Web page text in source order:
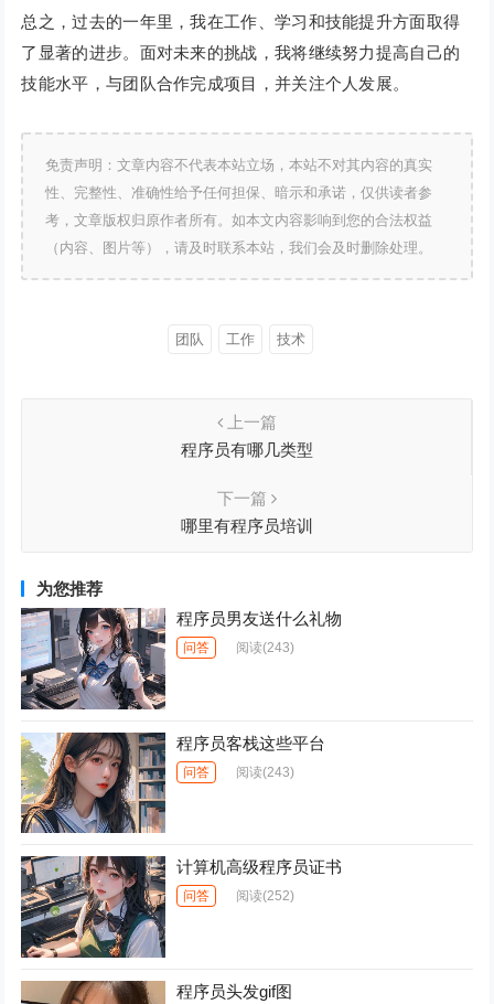
总之，过去的一年里，我在工作、学习和技能提升方面取得
了显著的进步。面对未来的挑战，我将继续努力提高自己的
技能水平，与团队合作完成项目，并关注个人发展。
免责声明：文章内容不代表本站立场，本站不对其内容的真实
性、完整性、准确性给予任何担保、暗示和承诺，仅供读者参
考，文章版权归原作者所有。如本文内容影响到您的合法权益
（内容、图片等），请及时联系本站，我们会及时删除处理。
团队 工作 技术
上一篇
程序员有哪几类型
下一篇
哪里有程序员培训
为您推荐
程序员男友送什么礼物
问答 阅读(243)
程序员客栈这些平台
问答 阅读(243)
计算机高级程序员证书
问答 阅读(252)
程序员头发gif图